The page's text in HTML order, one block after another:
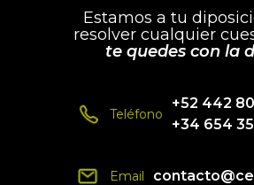
Estamos a tu
resolver cualquier
te quedes con la
Teléfono
+52 442
+34 654
Email